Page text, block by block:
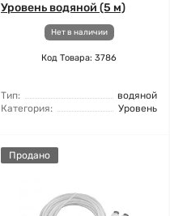
Уровень водяной (5 м)
Нет в наличии
Код Товара: 3786
Тип:
водяной
Категория:
Уровень
Продано